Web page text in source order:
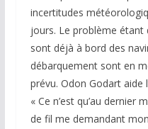
incertitudes
jours. Le problème étant
sont déjà à bord des
débarquement sont en
prévu. Odon Godart aide
« Ce n’est qu’au dernier
de fil me demandant mon